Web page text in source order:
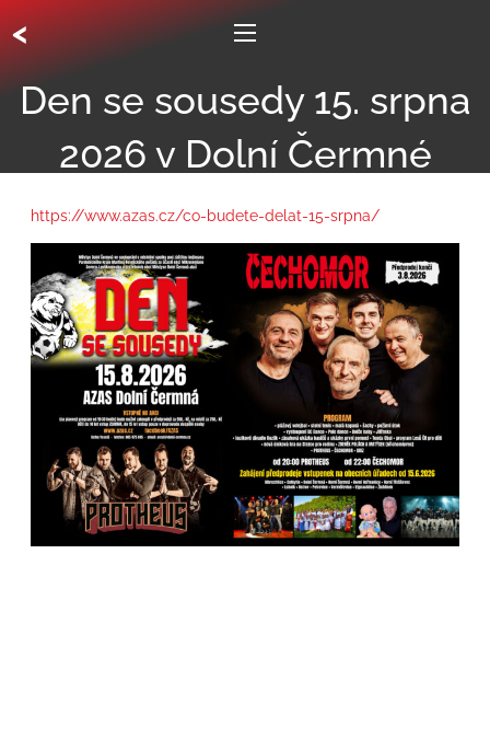
<
Den se sousedy 15. srpna
2026 v Dolní Čermné
https://www.azas.cz/co-budete-delat-15-srpna/